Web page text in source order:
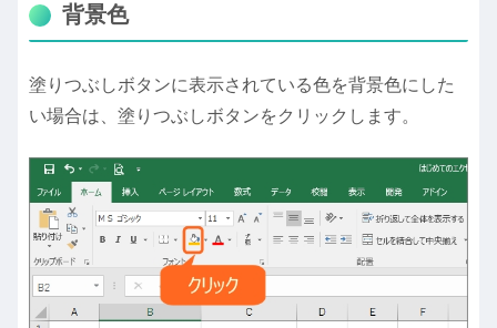
背景色
塗りつぶしボタンに表示されている色を背景色にした
い場合は、塗りつぶしボタンをクリックします。